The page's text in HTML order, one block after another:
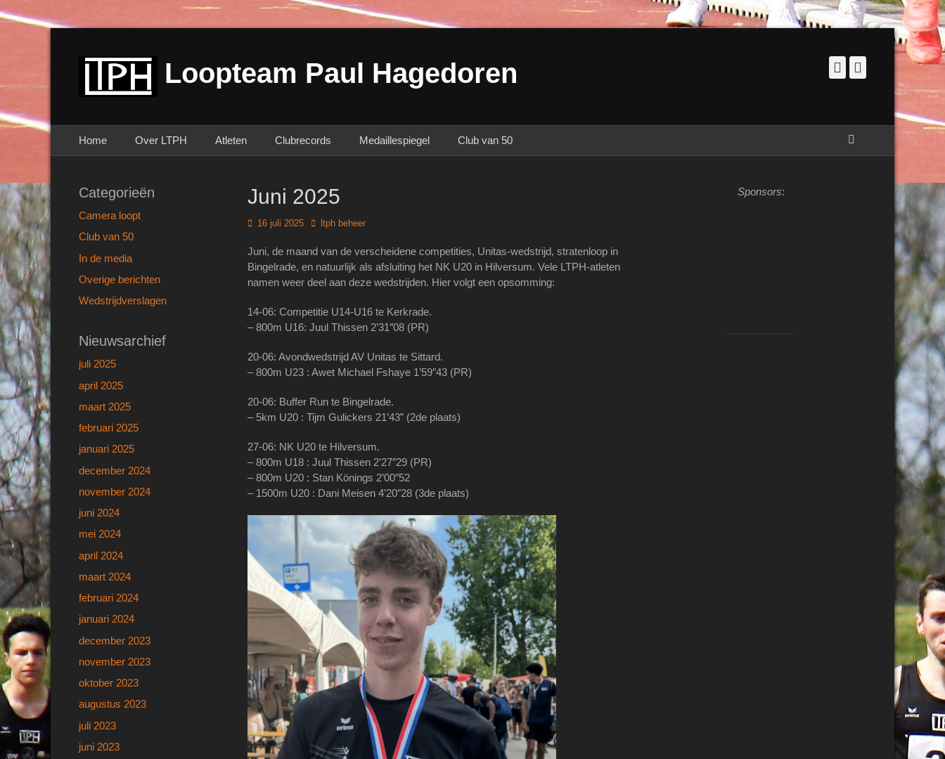
Loopteam Paul Hagedoren FacebookInstagram
Primair menu
naar
Home Over LTPH Atleten Clubrecords Medaillespiegel Club van 50
Juni 2025
Geplaatst
16 juli 2025 Authorltph beheer
Juni, de maand van de verscheidene competities, Unitas-wedstrijd, stratenloop in
Bingelrade, en natuurlijk als afsluiting het NK U20 in Hilversum. Vele LTPH-atleten
namen weer deel aan deze wedstrijden. Hier volgt een opsomming:
14-06: Competitie U14-U16 te Kerkrade.
– 800m U16: Juul Thissen 2’31″08 (PR)
20-06: Avondwedstrijd AV Unitas te Sittard.
– 800m U23 : Awet Michael Fshaye 1’59″43 (PR)
20-06: Buffer Run te Bingelrade.
– 5km U20 : Tijm Gulickers 21’43” (2de plaats)
27-06: NK U20 te Hilversum.
– 800m U18 : Juul Thissen 2’27″29 (PR)
– 800m U20 : Stan Könings 2’00″52
– 1500m U20 : Dani Meisen 4’20″28 (3de plaats)
Sponsors:
Categorieën
Camera loopt
Club van 50
In de media
Overige berichten
Wedstrijdverslagen
Nieuwsarchief
juli 2025
april 2025
maart 2025
februari 2025
januari 2025
december 2024
november 2024
juni 2024
mei 2024
april 2024
maart 2024
februari 2024
januari 2024
december 2023
november 2023
oktober 2023
augustus 2023
juli 2023
juni 2023